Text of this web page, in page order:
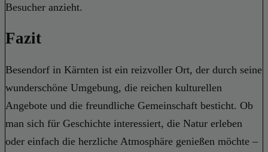
Besucher anzieht.
Fazit
Besendorf in Kärnten ist ein reizvoller Ort, der durch seine
wunderschöne Umgebung, die reichen kulturellen
Angebote und die freundliche Gemeinschaft besticht. Ob
man sich für Geschichte interessiert, die Natur erleben
oder einfach die herzliche Atmosphäre genießen möchte –